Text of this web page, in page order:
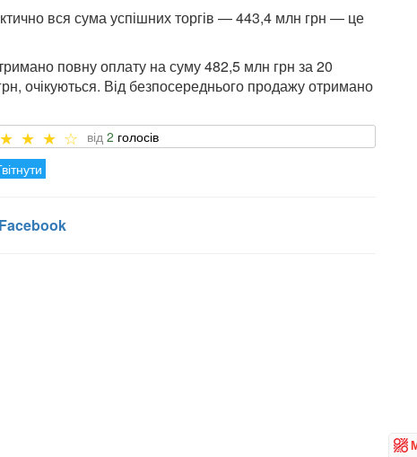
вся сума успішних торгів — 443,4 млн грн — це
повну оплату на суму 482,5 млн грн за 20
очікуються. Від безпосереднього продажу отримано
2